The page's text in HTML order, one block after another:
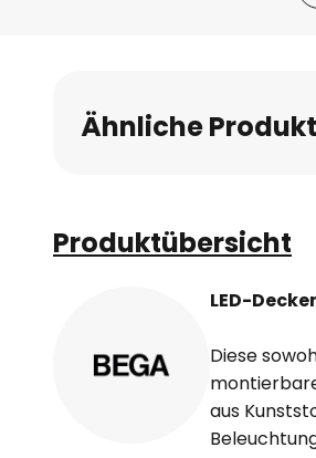
Bildgalerie
springen
Ähnliche
Produktübersicht
LED-
Diese
aus